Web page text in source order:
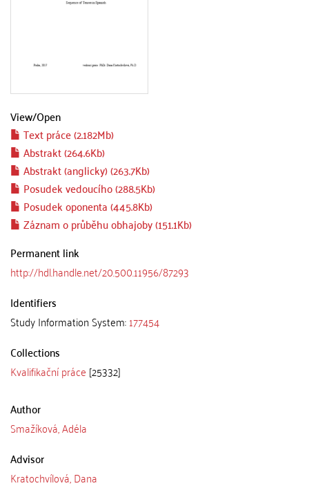
View/Open
Text práce (2.182Mb)
Abstrakt (264.6Kb)
Abstrakt (anglicky) (263.7Kb)
Posudek vedoucího (288.5Kb)
Posudek oponenta (445.8Kb)
Záznam o průběhu obhajoby (151.1Kb)
Permanent link
http://hdl.handle.net/20.500.11956/87293
Identifiers
Study Information System:177454
Collections
Kvalifikační práce [25332]
Author
Smažíková, Adéla
Advisor
Kratochvílová, Dana